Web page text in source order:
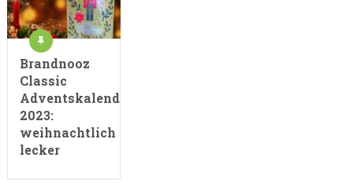
Brandnooz
Classic
Adventskalender
2023:
weihnachtlich
lecker